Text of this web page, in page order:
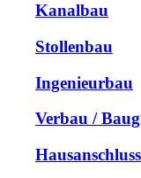
Kanalbau
Stollenbau
Ingenieurbau
Verbau /